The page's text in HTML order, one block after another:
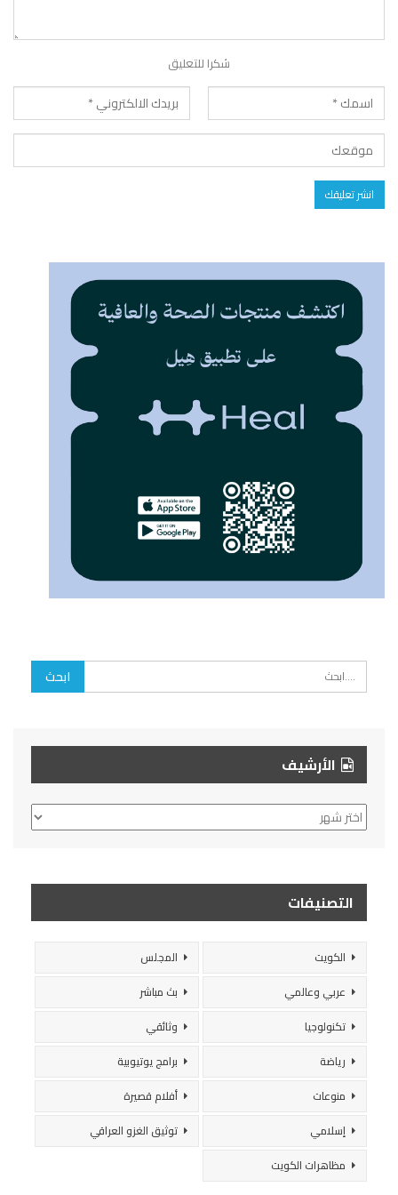
شكرا للتعليق
الأرشيف
الأرشيف
التصنيفات
الكويت
المجلس
عربي وعالمي
بث مباشر
تكنولوجيا
وثائقي
رياضة
برامج يوتيوبية
منوعات
أفلام قصيرة
إسلامي
توثيق الغزو العراقي
مظاهرات الكويت